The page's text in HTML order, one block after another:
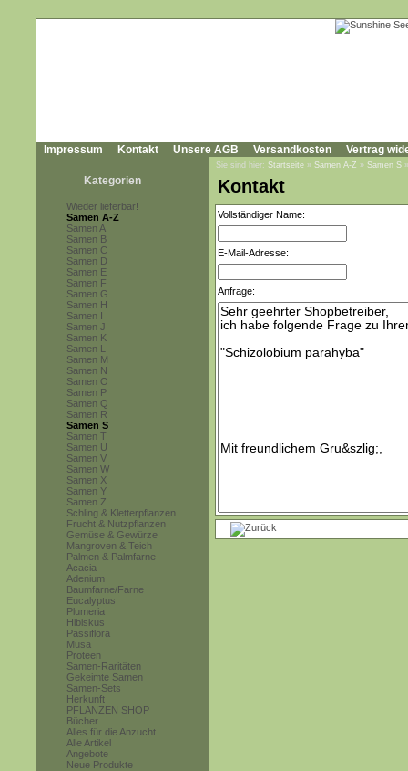
Impressum Kontakt Unsere AGB Versandkosten Vertrag
Kategorien
Wieder lieferbar!
Samen A-Z
Samen A
Samen B
Samen C
Samen D
Samen E
Samen F
Samen G
Samen H
Samen I
Samen J
Samen K
Samen L
Samen M
Samen N
Samen O
Samen P
Samen Q
Samen R
Samen S
Samen T
Samen U
Samen V
Samen W
Samen X
Samen Y
Samen Z
Schling & Kletterpflanzen
Frucht & Nutzpflanzen
Gemüse & Gewürze
Mangroven & Teich
Palmen & Palmfarne
Acacia
Adenium
Baumfarne/Farne
Eucalyptus
Plumeria
Hibiskus
Passiflora
Musa
Proteen
Samen-Raritäten
Gekeimte Samen
Samen-Sets
Herkunft
PFLANZEN SHOP
Bücher
Alles für die Anzucht
Alle Artikel
Angebote
Neue Produkte
Sie sind hier: Startseite » Samen A-Z » Samen S
Kontakt
Vollständiger Name:
E-Mail-Adresse:
Anfrage: